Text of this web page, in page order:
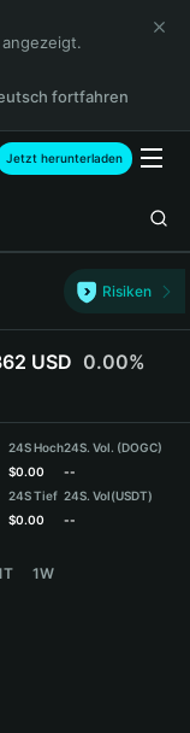
angezeigt.
fortfahren
Jetzt herunterladen
Risiken
USD 0.00%
24S Hoch
$0.00
24S Tief
$0.00
24S. Vol. (DOGC)
--
24S. Vol(USDT)
--
1W